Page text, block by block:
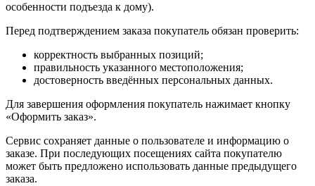
особенности подъезда к дому).
Перед подтверждением заказа покупатель обязан проверить:
корректность выбранных позиций;
правильность указанного местоположения;
достоверность введённых персональных данных.
Для завершения оформления покупатель нажимает кнопку
«Оформить заказ».
Сервис сохраняет данные о пользователе и информацию о
заказе. При последующих посещениях сайта покупателю
может быть предложено использовать данные предыдущего
заказа.